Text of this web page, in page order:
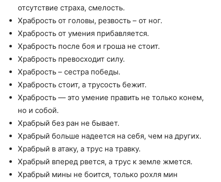
отсутствие страха, смелость.
Храбрость от головы, резвость – от ног.
Храбрость от умения прибавляется.
Храбрость после боя и гроша не стоит.
Храбрость превосходит силу.
Храбрость – сестра победы.
Храбрость стоит, а трусость бежит.
Храбрость — это умение править не только конем,
но и собой.
Храбрый без ран не бывает.
Храбрый больше надеется на себя, чем на других.
Храбрый в атаку, а трус на травку.
Храбрый вперед рвется, а трус к земле жмется.
Храбрый мины не боится, только рохля мин